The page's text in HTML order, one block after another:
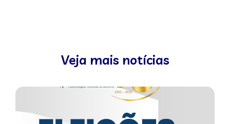
Veja mais notícias